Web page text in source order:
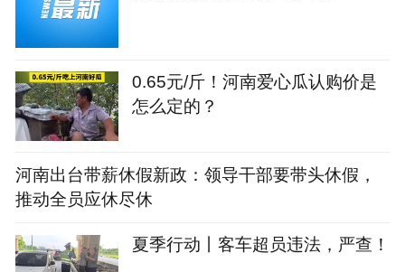
0.65元/斤！河南爱心瓜认购价是
怎么定的？
河南出台带薪休假新政：领导干部要带头休假，
推动全员应休尽休
夏季行动丨客车超员违法，严查！